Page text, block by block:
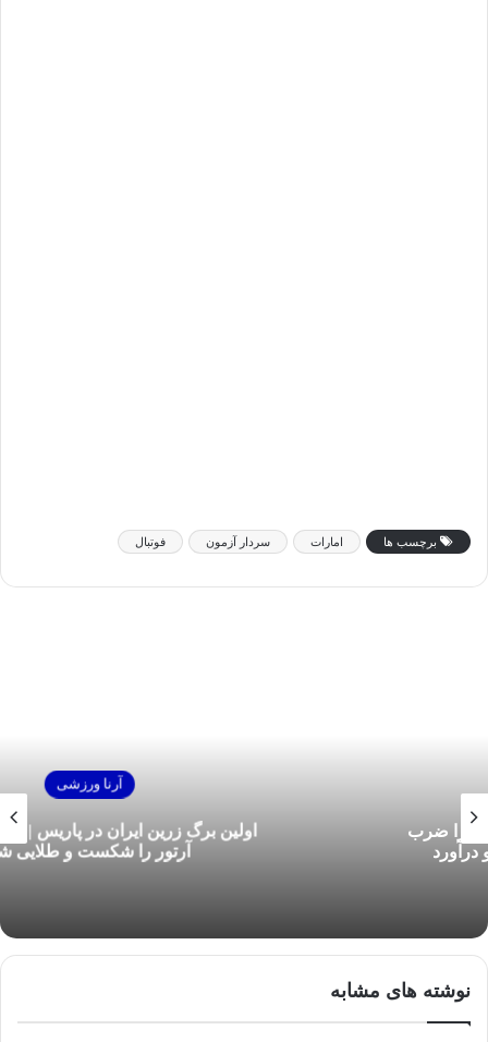
برچسب ها امارات سردار آزمون فوتبال
اولین برگ زرین ایران در پاریس | ساروی طلسم
آرتور را شکست و طلایی شد
نوشته های مشابه